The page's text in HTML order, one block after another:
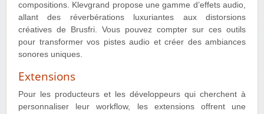
compositions. Klevgrand propose une gamme d’effets audio,
allant des réverbérations luxuriantes aux distorsions
créatives de Brusfri. Vous pouvez compter sur ces outils
pour transformer vos pistes audio et créer des ambiances
sonores uniques.
Extensions
Pour les producteurs et les développeurs qui cherchent à
personnaliser leur workflow, les extensions offrent une